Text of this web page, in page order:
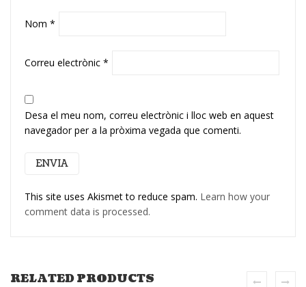
Nom *
Correu electrònic *
Desa el meu nom, correu electrònic i lloc web en aquest
navegador per a la pròxima vegada que comenti.
This site uses Akismet to reduce spam. Learn how your
comment data is processed.
RELATED PRODUCTS